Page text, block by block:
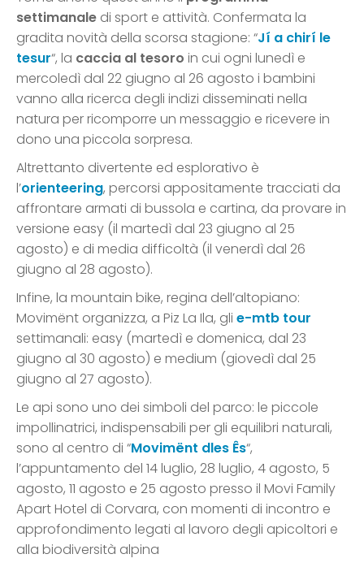
settimanale di sport e attività. Confermata la
gradita novità della scorsa stagione: “Jí a chirí le
tesur“, la caccia al tesoro in cui ogni lunedì e
mercoledì dal 22 giugno al 26 agosto i bambini
vanno alla ricerca degli indizi disseminati nella
natura per ricomporre un messaggio e ricevere in
dono una piccola sorpresa.
Altrettanto divertente ed esplorativo è
l’orienteering, percorsi appositamente tracciati da
affrontare armati di bussola e cartina, da provare in
versione easy (il martedì dal 23 giugno al 25
agosto) e di media difficoltà (il venerdì dal 26
giugno al 28 agosto).
Infine, la mountain bike, regina dell’altopiano:
Movimënt organizza, a Piz La Ila, gli e-mtb tour
settimanali: easy (martedì e domenica, dal 23
giugno al 30 agosto) e medium (giovedì dal 25
giugno al 27 agosto).
Le api sono uno dei simboli del parco: le piccole
impollinatrici, indispensabili per gli equilibri naturali,
sono al centro di “Movimënt dles Ês“,
l’appuntamento del 14 luglio, 28 luglio, 4 agosto, 5
agosto, 11 agosto e 25 agosto presso il Movi Family
Apart Hotel di Corvara, con momenti di incontro e
approfondimento legati al lavoro degli apicoltori e
alla biodiversità alpina